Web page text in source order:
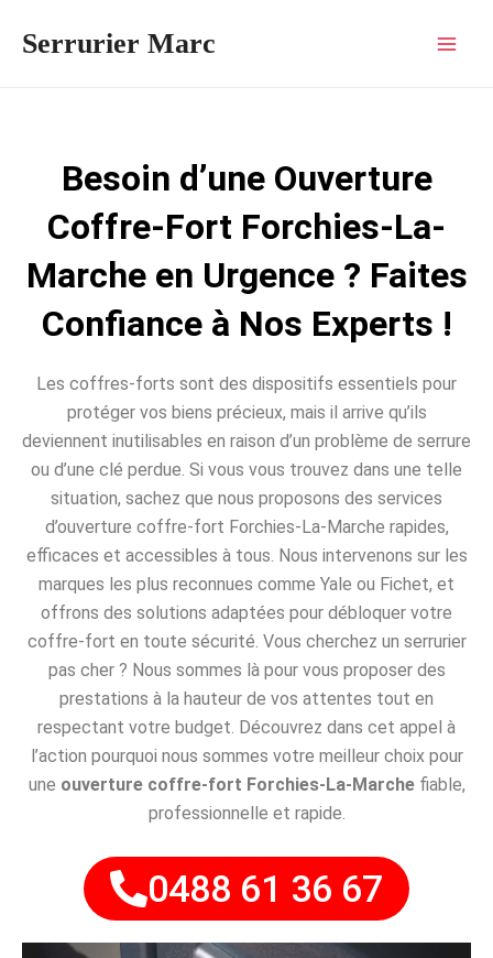
Serrurier Marc
Besoin d’une Ouverture
Coffre-Fort Forchies-La-
Marche en Urgence ? Faites
Confiance à Nos Experts !
Les coffres-forts sont des dispositifs essentiels pour
protéger vos biens précieux, mais il arrive qu’ils
deviennent inutilisables en raison d’un problème de serrure
ou d’une clé perdue. Si vous vous trouvez dans une telle
situation, sachez que nous proposons des services
d’ouverture coffre-fort Forchies-La-Marche rapides,
efficaces et accessibles à tous. Nous intervenons sur les
marques les plus reconnues comme Yale ou Fichet, et
offrons des solutions adaptées pour débloquer votre
coffre-fort en toute sécurité. Vous cherchez un serrurier
pas cher ? Nous sommes là pour vous proposer des
prestations à la hauteur de vos attentes tout en
respectant votre budget. Découvrez dans cet appel à
l’action pourquoi nous sommes votre meilleur choix pour
une ouverture coffre-fort Forchies-La-Marchefiable,
professionnelle et rapide.
0488 61 36 67